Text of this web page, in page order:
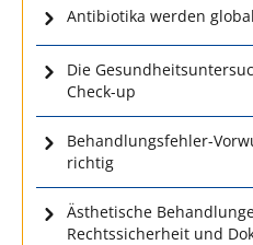
Antibiotika werden
Die
Check-up
Behandlungsfehler-
richtig
Ästhetische
Rechtssicherheit und